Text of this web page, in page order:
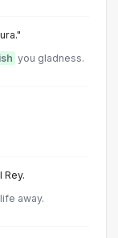
you gladness.
Rey.
away.